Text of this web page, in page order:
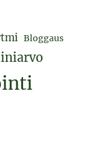
Bloggaus